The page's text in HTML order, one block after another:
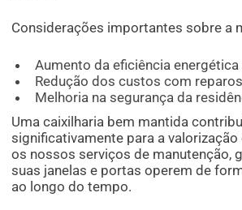
Considerações importantes sobre a
Aumento da eficiência energética
Redução dos custos com
Melhoria na segurança da
Uma caixilharia bem mantida
significativamente para a valorização
os nossos serviços de manutenção,
suas janelas e portas operem de
ao longo do tempo.